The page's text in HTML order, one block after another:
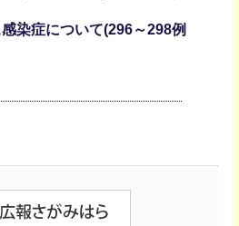
染症について(296～298例